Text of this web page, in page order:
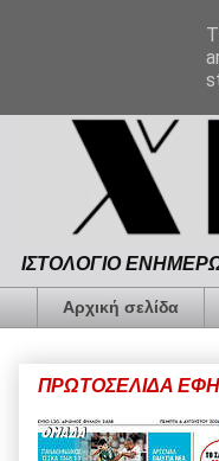
ΙΣΤΟΛΟΓΙΟ
Αρχική σελίδα
ΠΡΩΤΟΣΕΛΙΔΑ